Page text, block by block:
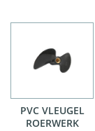
PVC VLEUGEL
ROERWERK